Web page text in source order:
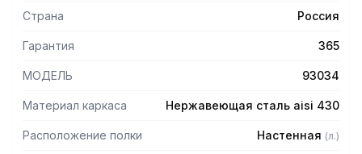
Страна Россия
Гарантия 365
МОДЕЛЬ 93034
Материал каркаса Нержавеющая сталь aisi 430
Расположение полки Настенная (л.)